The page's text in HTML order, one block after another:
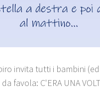
invita tutti i bambini
favola: C'ERA UNA